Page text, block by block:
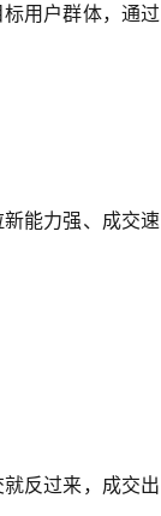
用户群体，通过
能力强、成交速
反过来，成交出